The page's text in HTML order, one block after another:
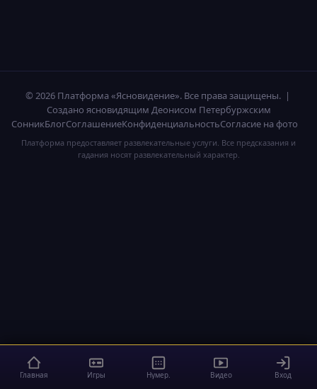
© 2026 Платформа «Ясновидение». Все права защищены. |
Создано ясновидящим Деонисом Петербуржским
СонникБлогСоглашениеКонфиденциальностьСогласие на фото
Платформа предоставляет развлекательные услуги. Все предсказания и
гадания носят развлекательный характер.
Главная Игры Нумер. Видео Вход